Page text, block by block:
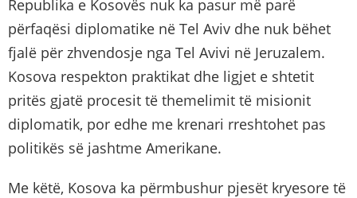
Republika e Kosovës nuk ka pasur më parë
përfaqësi diplomatike në Tel Aviv dhe nuk bëhet
fjalë për zhvendosje nga Tel Avivi në Jeruzalem.
Kosova respekton praktikat dhe ligjet e shtetit
pritës gjatë procesit të themelimit të misionit
diplomatik, por edhe me krenari rreshtohet pas
politikës së jashtme Amerikane.
Me këtë, Kosova ka përmbushur pjesët kryesore të